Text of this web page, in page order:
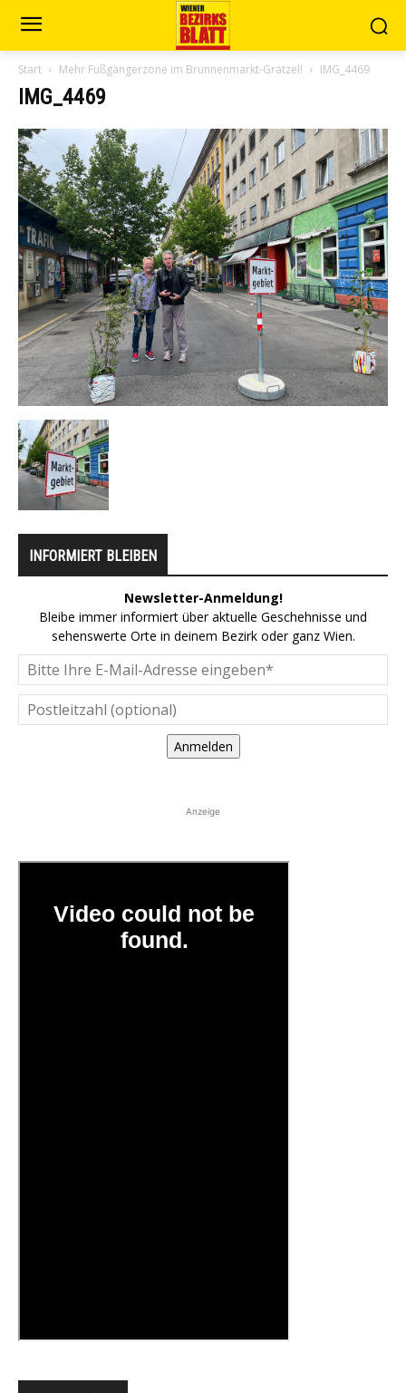
Start Mehr Fußgängerzone im Brunnenmarkt-Grätzel! IMG_4469
IMG_4469
INFORMIERT BLEIBEN
Newsletter-Anmeldung!
Bleibe immer informiert über aktuelle Geschehnisse und
sehenswerte Orte in deinem Bezirk oder ganz Wien.
Anmelden
Anzeige